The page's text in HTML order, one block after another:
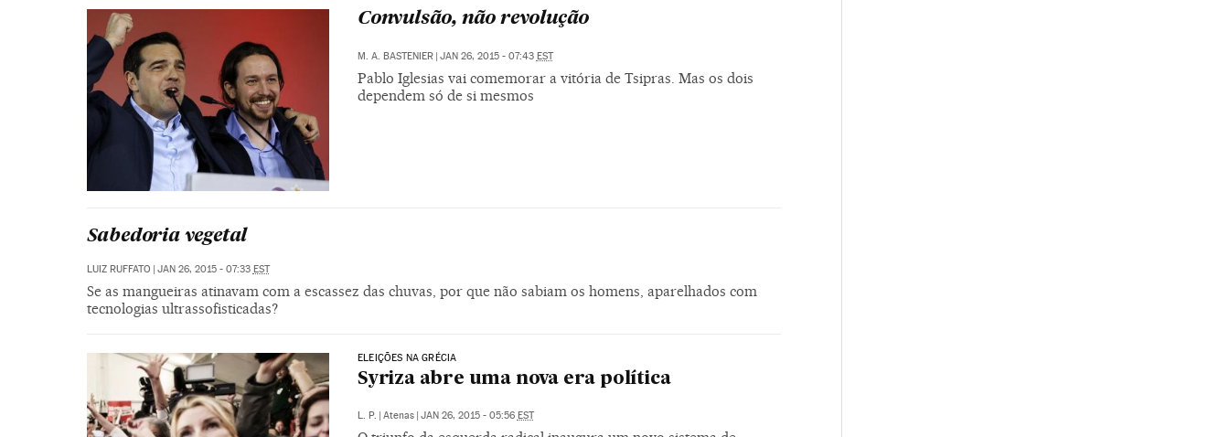
Convulsão, não revolução
M. A. BASTENIER | JAN 26, 2015 - 07:43 EST
Pablo Iglesias vai comemorar a vitória de Tsipras. Mas os dois
dependem só de si mesmos
Sabedoria vegetal
LUIZ RUFFATO JAN 26, 2015 - 07:33 EST
Se as mangueiras atinavam com a escassez das chuvas, por que não sabiam os homens, aparelhados com
tecnologias ultrassofisticadas?
ELEIÇÕES NA GRÉCIA
Syriza abre uma nova era política
L. P. Atenas JAN 26, 2015 - 05:56 EST